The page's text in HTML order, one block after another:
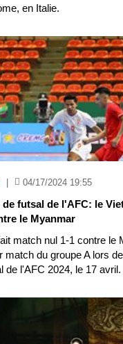
en Italie.
04/17/2024 19:55
futsal de l'AFC: le
le Myanmar
match nul 1-1 contre le
match du groupe A lors
de l'AFC 2024, le 17 avril.